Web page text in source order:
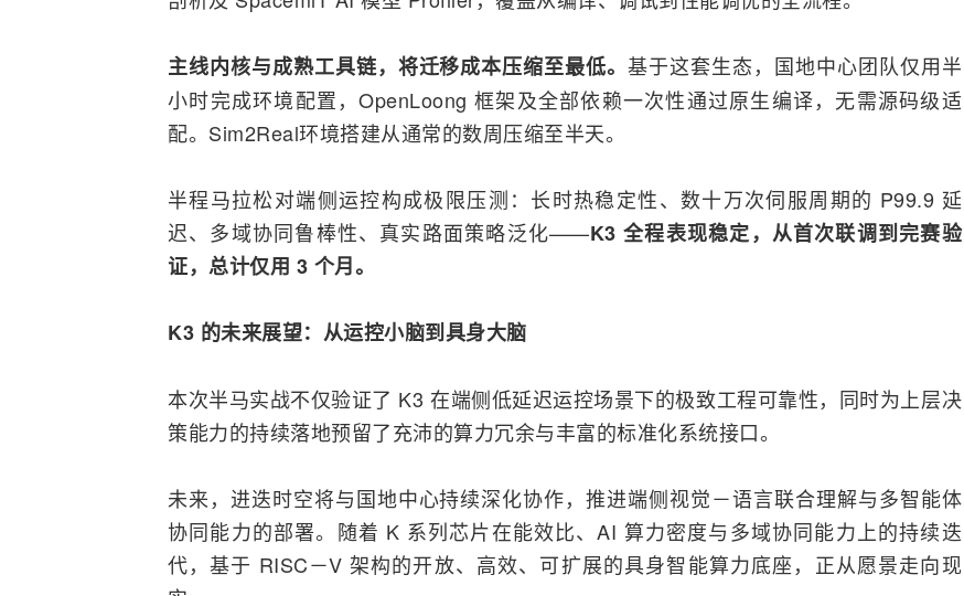
主线内核与成熟工具链，将迁移成本压缩至最低。基于这套生态，国地中心团队仅用半
小时完成环境配置，OpenLoong 框架及全部依赖一次性通过原生编译，无需源码级适
配。Sim2Real环境搭建从通常的数周压缩至半天。
半程马拉松对端侧运控构成极限压测：长时热稳定性、数十万次伺服周期的 P99.9 延
迟、多域协同鲁棒性、真实路面策略泛化——K3 全程表现稳定，从首次联调到完赛验
证，总计仅用 3 个月。
K3 的未来展望：从运控小脑到具身大脑
本次半马实战不仅验证了 K3 在端侧低延迟运控场景下的极致工程可靠性，同时为上层决
策能力的持续落地预留了充沛的算力冗余与丰富的标准化系统接口。
未来，进迭时空将与国地中心持续深化协作，推进端侧视觉－语言联合理解与多智能体
协同能力的部署。随着 K 系列芯片在能效比、AI 算力密度与多域协同能力上的持续迭
代，基于 RISC－V 架构的开放、高效、可扩展的具身智能算力底座，正从愿景走向现